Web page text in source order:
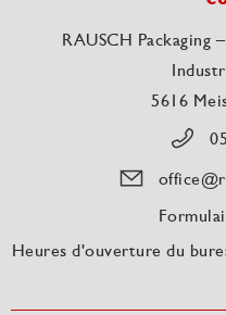
RAUSCH Packaging
5616
Heures d'ouverture du